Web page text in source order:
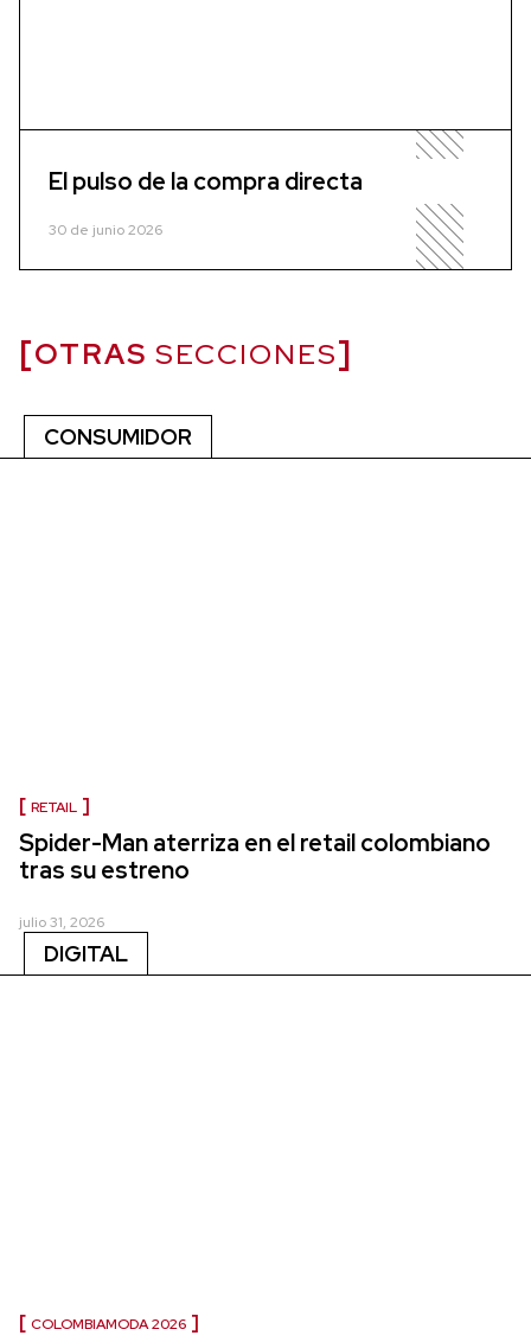
El pulso de la compra directa
30 de junio 2026
OTRAS SECCIONES
CONSUMIDOR
RETAIL
Spider-Man aterriza en el retail colombiano
tras su estreno
julio 31, 2026
DIGITAL
COLOMBIAMODA 2026